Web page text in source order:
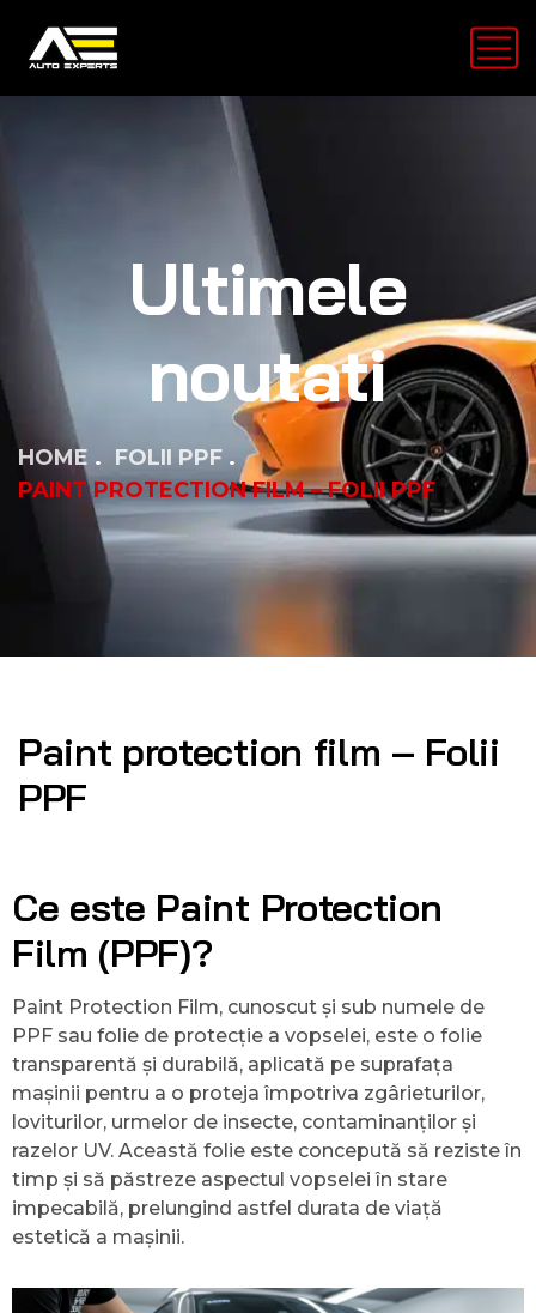
Ultimele
noutati
HOME
FOLII PPF
PAINT PROTECTION FILM – FOLII PPF
Paint protection film – Folii
PPF
Ce este Paint Protection
Film (PPF)?
Paint Protection Film, cunoscut și sub numele de
PPF sau folie de protecție a vopselei, este o folie
transparentă și durabilă, aplicată pe suprafața
mașinii pentru a o proteja împotriva zgârieturilor,
loviturilor, urmelor de insecte, contaminanților și
razelor UV. Această folie este concepută să reziste în
timp și să păstreze aspectul vopselei în stare
impecabilă, prelungind astfel durata de viață
estetică a mașinii.